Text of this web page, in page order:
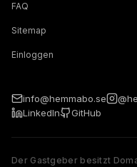
FAQ
Sitemap
Einloggen
info@hemmabo.se
LinkedIn
GitHub
Der Gastgeber besitzt